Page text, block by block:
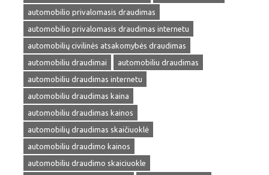
automobilio privalomasis draudimas
automobilio privalomasis draudimas internetu
automobilių civilinės atsakomybės draudimas
automobiliu draudimai
automobiliu draudimas
automobiliu draudimas internetu
automobiliu draudimas kaina
automobiliu draudimas kainos
automobilių draudimas skaičiuoklė
automobiliu draudimo kainos
automobiliu draudimo skaiciuokle